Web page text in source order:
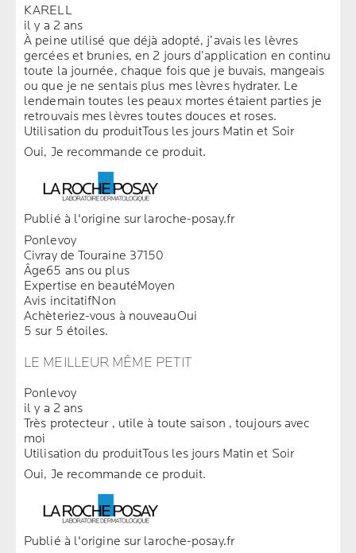
KARELL
il y a 2 ans
À peine utilisé que déjà adopté, j’avais les lèvres
gercées et brunies, en 2 jours d’application en continu
toute la journée, chaque fois que je buvais, mangeais
ou que je ne sentais plus mes lèvres hydrater. Le
lendemain toutes les peaux mortes étaient parties je
retrouvais mes lèvres toutes douces et roses.
Utilisation du produitTous les jours Matin et Soir
Oui, Je recommande ce produit.
Publié à l'origine sur laroche-posay.fr
Ponlevoy
Civray de Touraine 37150
Âge65 ans ou plus
Expertise en beautéMoyen
Avis incitatifNon
Achèteriez-vous à nouveauOui
5 sur 5 étoiles.
LE MEILLEUR MÊME PETIT
Ponlevoy
il y a 2 ans
Très protecteur , utile à toute saison , toujours avec
moi
Utilisation du produitTous les jours Matin et Soir
Oui, Je recommande ce produit.
Publié à l'origine sur laroche-posay.fr